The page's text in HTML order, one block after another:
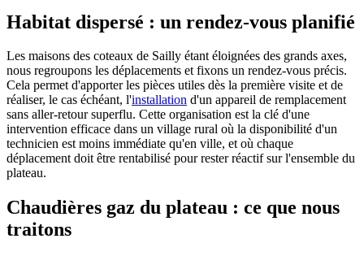
Habitat dispersé : un rendez-vous planifié
Les maisons des coteaux de Sailly étant éloignées des grands axes,
nous regroupons les déplacements et fixons un rendez-vous précis.
Cela permet d'apporter les pièces utiles dès la première visite et de
réaliser, le cas échéant, l'installation d'un appareil de remplacement
sans aller-retour superflu. Cette organisation est la clé d'une
intervention efficace dans un village rural où la disponibilité d'un
technicien est moins immédiate qu'en ville, et où chaque
déplacement doit être rentabilisé pour rester réactif sur l'ensemble du
plateau.
Chaudières gaz du plateau : ce que nous
traitons